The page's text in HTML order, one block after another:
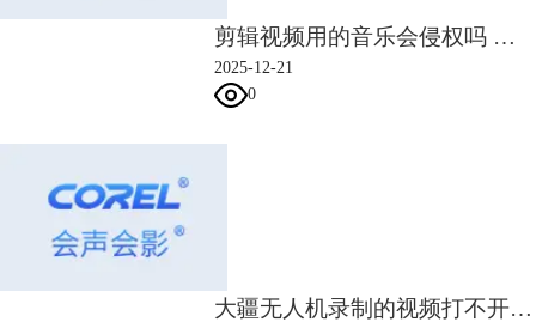
比较人性化的地方。点击视频轨左侧的“启用连续编辑”，然后点击下面的
更多关于会声会影软件的内容，请到
剪辑视频用的音乐会侵权吗 会声会影如何给视频剪辑音乐
2025-12-21
0
大疆无人机录制的视频打不开 会声会影怎么打开大疆录的视频